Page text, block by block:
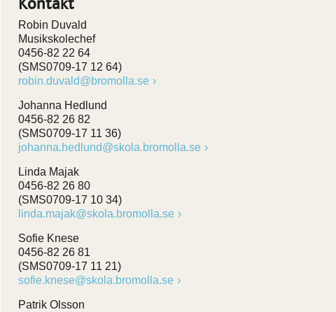
Kontakt
Robin Duvald
Musikskolechef
0456-82 22 64
(SMS0709-17 12 64)
robin.duvald@bromolla.se
Johanna Hedlund
0456-82 26 82
(SMS0709-17 11 36)
johanna.hedlund@skola.bromolla.se
Linda Majak
0456-82 26 80
(SMS0709-17 10 34)
linda.majak@skola.bromolla.se
Sofie Knese
0456-82 26 81
(SMS0709-17 11 21)
sofie.knese@skola.bromolla.se
Patrik Olsson